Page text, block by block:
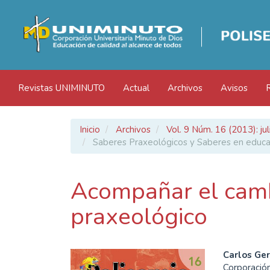
principal
Contenido
principal
Barra
lateral
Revistas UNIMINUTO
Actual Archivos Avisos
Inicio Archivos
Vol. 9 Núm. 16 (2013):
Saberes Praxeológicos y Saberes en
Acompañar el
praxeológico
Barra
Carlos